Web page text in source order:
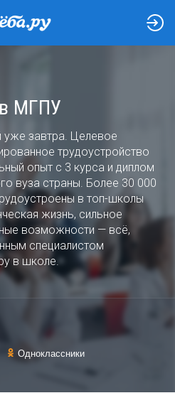
МГПУ
уже завтра. Целевое
трудоустройство
опыт с 3 курса и диплом
вуза страны. Более 30 000
в топ-школы
жизнь, сильное
возможности — всё,
специалистом
в школе.
Одноклассники